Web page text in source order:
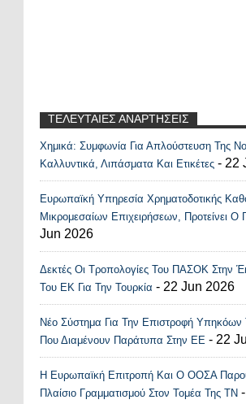
ΤΕΛΕΥΤΑΙΕΣ ΑΝΑΡΤΗΣΕΙΣ
Χημικά: Συμφωνία Για Απλούστευση Της
Καλλυντικά, Λιπάσματα Και Ετικέτες - 22
Ευρωπαϊκή Υπηρεσία Χρηματοδοτικής
Μικρομεσαίων Επιχειρήσεων, Προτείνει Ο
Jun 2026
Δεκτές Οι Τροπολογίες Του ΠΑΣΟΚ Στην
Του ΕΚ Για Την Τουρκία - 22 Jun 2026
Νέο Σύστημα Για Την Επιστροφή
Που Διαμένουν Παράτυπα Στην ΕΕ - 22
Η Ευρωπαϊκή Επιτροπή Και Ο ΟΟΣΑ
Πλαίσιο Γραμματισμού Στον Τομέα Της ΤΝ